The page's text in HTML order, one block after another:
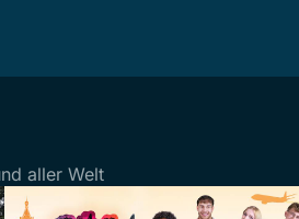
aller Welt